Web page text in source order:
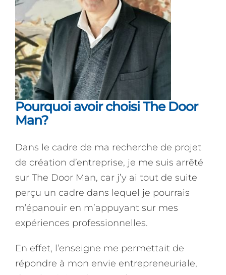
Pourquoi avoir choisi The Door
Man?
Dans le cadre de ma recherche de projet
de création d’entreprise, je me suis arrêté
sur The Door Man, car j’y ai tout de suite
perçu un cadre dans lequel je pourrais
m’épanouir en m’appuyant sur mes
expériences professionnelles.
En effet, l’enseigne me permettait de
répondre à mon envie entrepreneuriale,